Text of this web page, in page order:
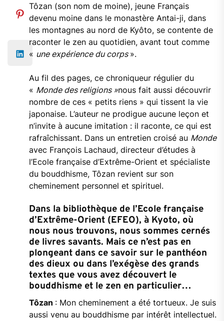
Tôzan (son nom de moine), jeune Français
devenu moine dans le monastère Antai-ji, dans
les montagnes au nord de Kyôto, se contente de
raconter le zen au quotidien, avant tout comme
« une expérience du corps ».
Au fil des pages, ce chroniqueur régulier du
« Monde des religions »nous fait aussi découvrir
nombre de ces « petits riens » qui tissent la vie
japonaise. L’auteur ne prodigue aucune leçon et
n’invite à aucune imitation : il raconte, ce qui est
rafraîchissant. Dans un entretien croisé au Monde
avec François Lachaud, directeur d’études à
l’Ecole française d’Extrême-Orient et spécialiste
du bouddhisme, Tôzan revient sur son
cheminement personnel et spirituel.
Dans la bibliothèque de l’Ecole française
d’Extrême-Orient (EFEO), à Kyoto, où
nous nous trouvons, nous sommes cernés
de livres savants. Mais ce n’est pas en
plongeant dans ce savoir sur le panthéon
des dieux ou dans l’exégèse des grands
textes que vous avez découvert le
bouddhisme et le zen en particulier…
Tôzan : Mon cheminement a été tortueux. Je suis
aussi venu au bouddhisme par intérêt intellectuel.